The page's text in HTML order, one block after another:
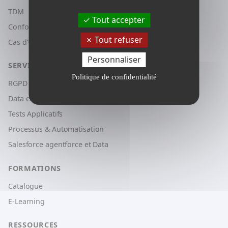
TDM
Conformité RGPD
Cas d’Usage & Innovation
SERVICES
RGPD & Conformité
Data et IA
Tests Applicatifs
Processus & Automatisation
Salesforce agentforce et Data
FORMATIONS
Catalogue
E-Learning
RESSOURCES
Tout accepter
Tout refuser
Personnaliser
Politique de confidentialité